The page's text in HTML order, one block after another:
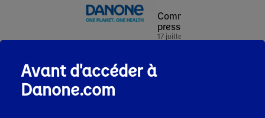
presse
29 juillet 2026
Forte performance
au T2 et résultats
Communiqué de
presse
17 juillet 2026 22
Avant d'accéder à
Danone.com